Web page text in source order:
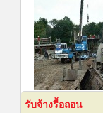
รับจ้างรื้อถอน